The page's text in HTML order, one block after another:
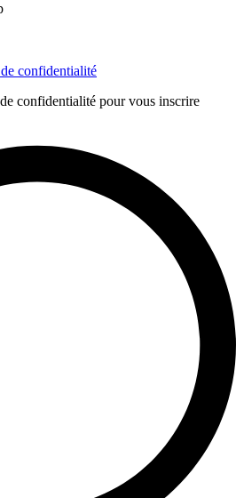
confidentialité
confidentialité pour vous inscrire